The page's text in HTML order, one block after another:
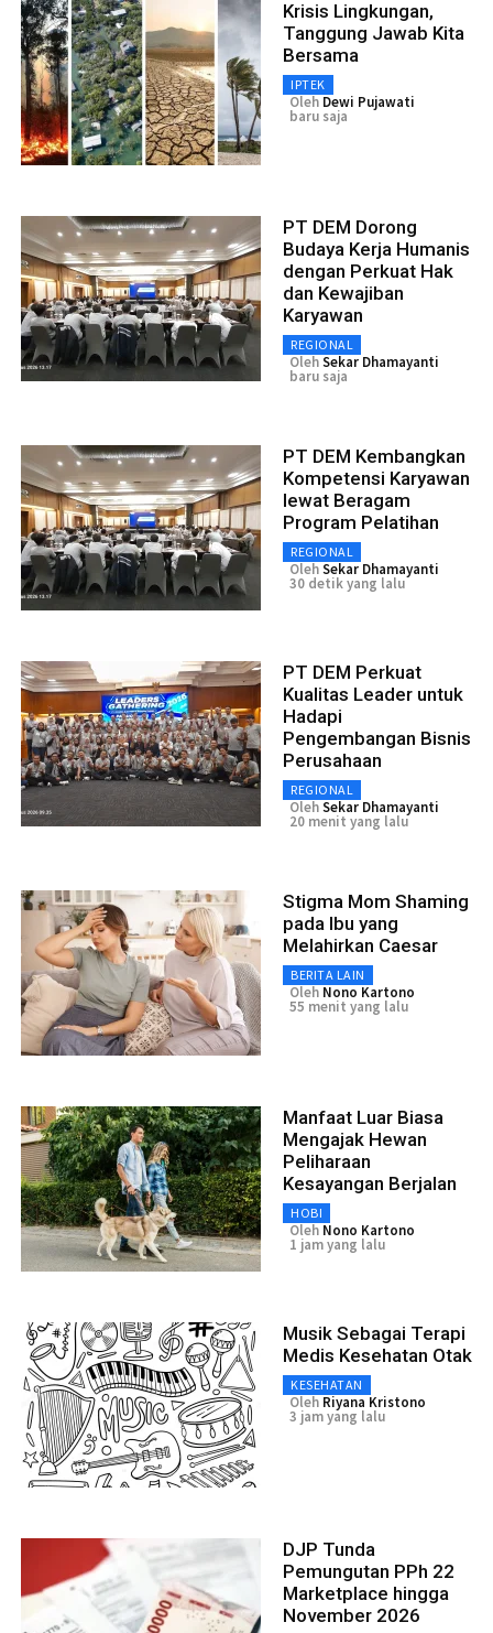
Krisis Lingkungan,
Tanggung Jawab Kita
Bersama
IPTEK
Oleh Dewi Pujawati
baru saja
PT DEM Dorong
Budaya Kerja Humanis
dengan Perkuat Hak
dan Kewajiban
Karyawan
REGIONAL
OlehSekar Dhamayanti
baru saja
PT DEM Kembangkan
Kompetensi Karyawan
lewat Beragam
Program Pelatihan
REGIONAL
OlehSekar Dhamayanti
30 detik yang lalu
PT DEM Perkuat
Kualitas Leader untuk
Hadapi
Pengembangan Bisnis
Perusahaan
REGIONAL
OlehSekar Dhamayanti
20 menit yang lalu
Stigma Mom Shaming
pada Ibu yang
Melahirkan Caesar
BERITA LAIN
Oleh Nono Kartono
55 menit yang lalu
Manfaat Luar Biasa
Mengajak Hewan
Peliharaan
Kesayangan Berjalan
HOBI
Oleh Nono Kartono
1 jam yang lalu
Musik Sebagai Terapi
Medis Kesehatan Otak
KESEHATAN
Oleh Riyana Kristono
3 jam yang lalu
DJP Tunda
Pemungutan PPh 22
Marketplace hingga
November 2026